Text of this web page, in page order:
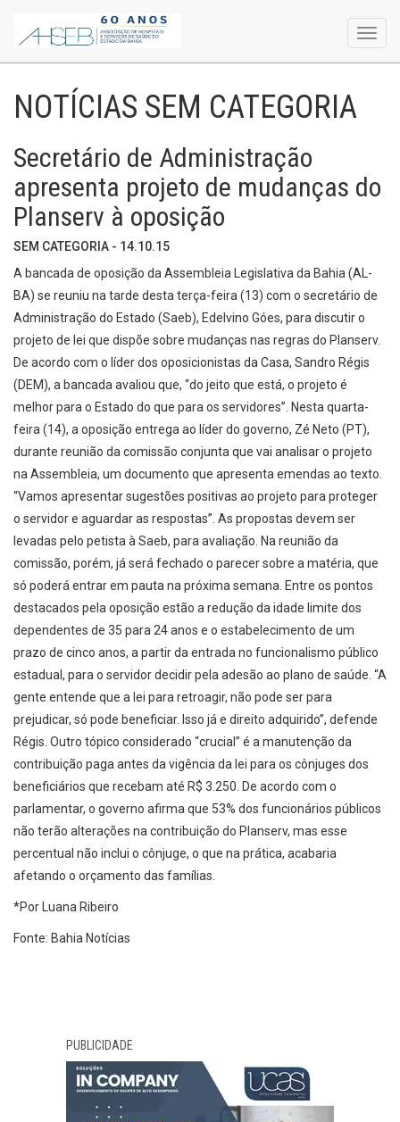
NOTÍCIAS SEM CATEGORIA
Secretário de Administração
apresenta projeto de mudanças do
Planserv à oposição
SEM CATEGORIA - 14.10.15
A bancada de oposição da Assembleia Legislativa da Bahia (AL-
BA) se reuniu na tarde desta terça-feira (13) com o secretário de
Administração do Estado (Saeb), Edelvino Góes, para discutir o
projeto de lei que dispõe sobre mudanças nas regras do Planserv.
De acordo com o líder dos oposicionistas da Casa, Sandro Régis
(DEM), a bancada avaliou que, “do jeito que está, o projeto é
melhor para o Estado do que para os servidores”. Nesta quarta-
feira (14), a oposição entrega ao líder do governo, Zé Neto (PT),
durante reunião da comissão conjunta que vai analisar o projeto
na Assembleia, um documento que apresenta emendas ao texto.
“Vamos apresentar sugestões positivas ao projeto para proteger
o servidor e aguardar as respostas”. As propostas devem ser
levadas pelo petista à Saeb, para avaliação. Na reunião da
comissão, porém, já será fechado o parecer sobre a matéria, que
só poderá entrar em pauta na próxima semana. Entre os pontos
destacados pela oposição estão a redução da idade limite dos
dependentes de 35 para 24 anos e o estabelecimento de um
prazo de cinco anos, a partir da entrada no funcionalismo público
estadual, para o servidor decidir pela adesão ao plano de saúde. “A
gente entende que a lei para retroagir, não pode ser para
prejudicar, só pode beneficiar. Isso já e direito adquirido”, defende
Régis. Outro tópico considerado “crucial” é a manutenção da
contribuição paga antes da vigência da lei para os cônjuges dos
beneficiários que recebam até R$ 3.250. De acordo com o
parlamentar, o governo afirma que 53% dos funcionários públicos
não terão alterações na contribuição do Planserv, mas esse
percentual não inclui o cônjuge, o que na prática, acabaria
afetando o orçamento das famílias.
*Por Luana Ribeiro
Fonte: Bahia Notícias
PUBLICIDADE